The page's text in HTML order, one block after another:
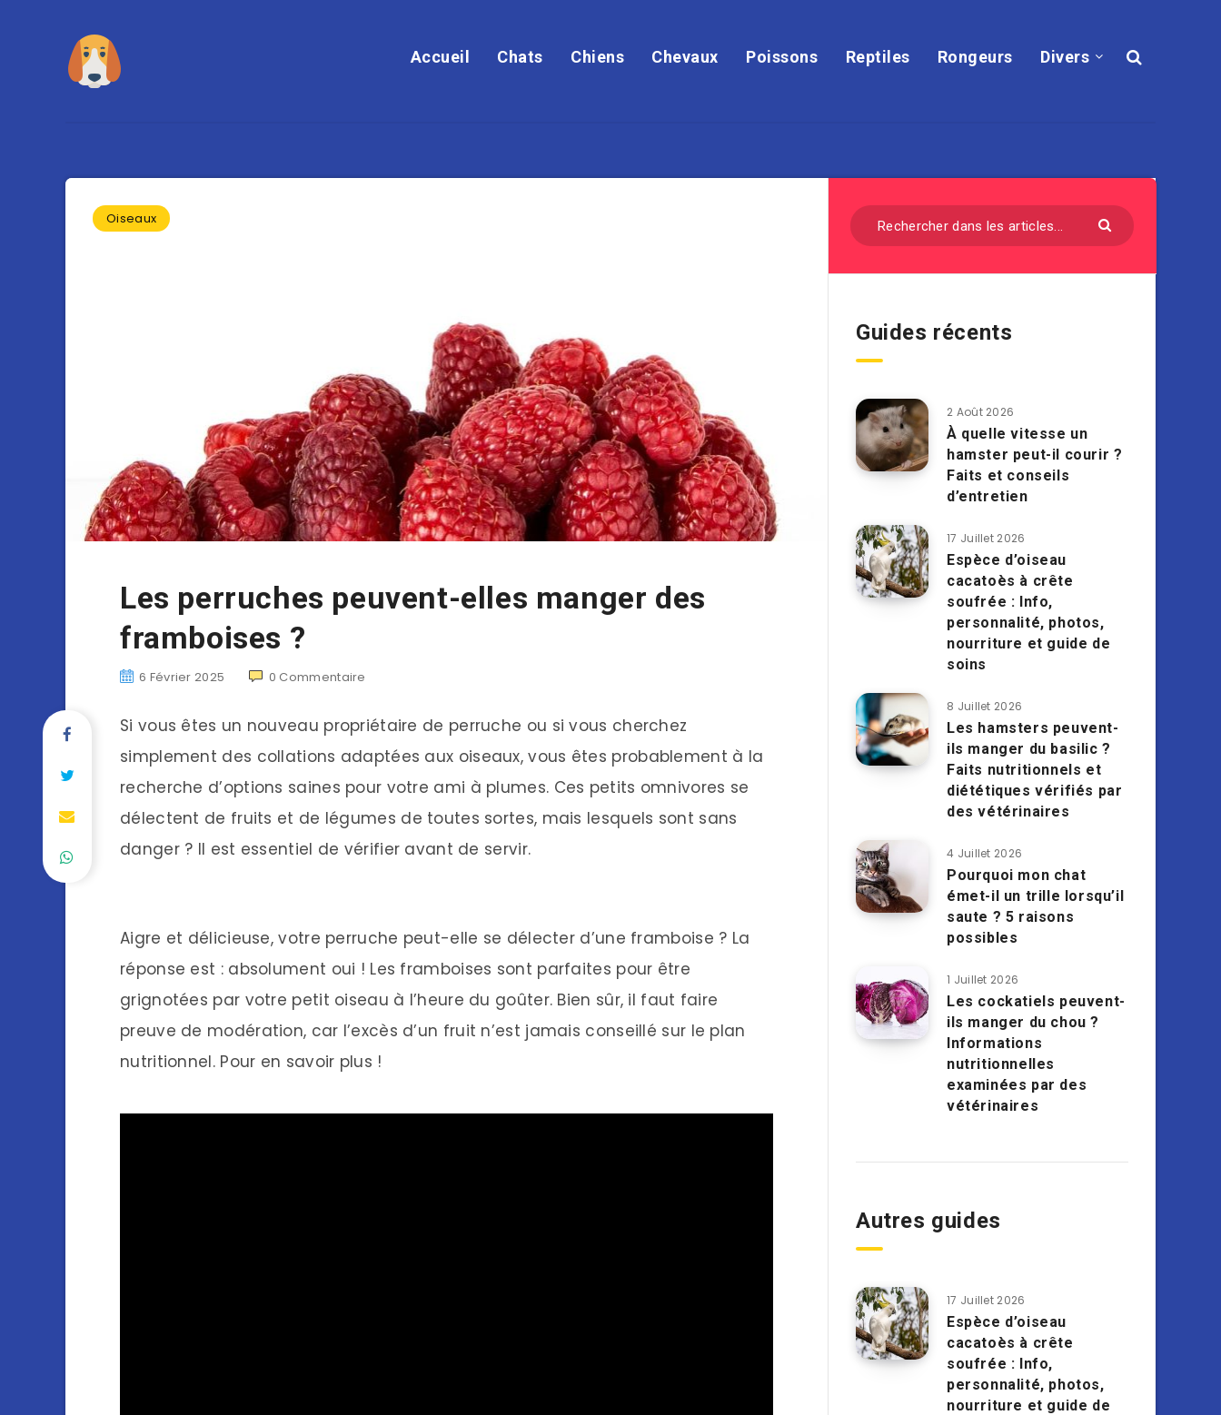
Accueil Chats Chiens Chevaux Poissons Reptiles Rongeurs Divers
Oiseaux
Les perruches peuvent-elles manger des
framboises ?
6 Février 2025 0 Commentaire
Si vous êtes un nouveau propriétaire de perruche ou si vous cherchez
simplement des collations adaptées aux oiseaux, vous êtes probablement à la
recherche d’options saines pour votre ami à plumes. Ces petits omnivores se
délectent de fruits et de légumes de toutes sortes, mais lesquels sont sans
danger ? Il est essentiel de vérifier avant de servir.
Aigre et délicieuse, votre perruche peut-elle se délecter d’une framboise ? La
réponse est : absolument oui ! Les framboises sont parfaites pour être
grignotées par votre petit oiseau à l’heure du goûter. Bien sûr, il faut faire
preuve de modération, car l’excès d’un fruit n’est jamais conseillé sur le plan
nutritionnel. Pour en savoir plus !
Guides récents
2 Août 2026
À quelle vitesse un
hamster peut-il courir ?
Faits et conseils
d’entretien
17 Juillet 2026
Espèce d’oiseau
cacatoès à crête
soufrée : Info,
personnalité, photos,
nourriture et guide de
soins
8 Juillet 2026
Les hamsters peuvent-
ils manger du basilic ?
Faits nutritionnels et
diététiques vérifiés par
des vétérinaires
4 Juillet 2026
Pourquoi mon chat
émet-il un trille lorsqu’il
saute ? 5 raisons
possibles
1 Juillet 2026
Les cockatiels peuvent-
ils manger du chou ?
Informations
nutritionnelles
examinées par des
vétérinaires
Autres guides
17 Juillet 2026
Espèce d’oiseau
cacatoès à crête
soufrée : Info,
personnalité, photos,
nourriture et guide de